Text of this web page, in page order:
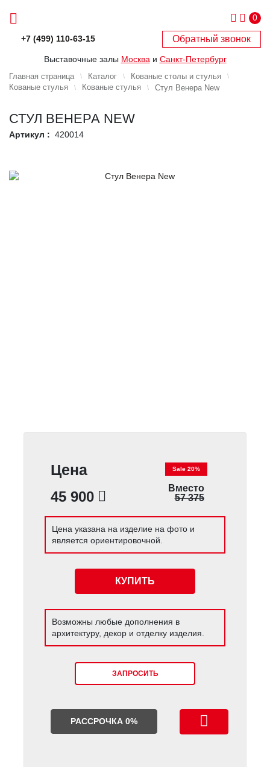
0
+7 (499) 110-63-15 Обратный звонок
Выставочные залы Москва и Санкт-Петербург
Главная страница Каталог
Кованые столы и стулья
Кованые стулья
Кованые стулья Стул Венера New
СТУЛ ВЕНЕРА NEW
Артикул : 420014
Цена
45 900
Sale 20%
Вместо
57 375
Цена указана на изделие на фото и
является ориентировочной.
КУПИТЬ
Возможны любые дополнения в
архитектуру, декор и отделку изделия.
ЗАПРОСИТЬ
РАССРОЧКА 0%